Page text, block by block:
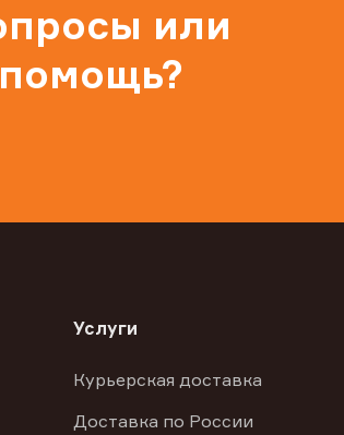
или
Услуги
Курьерская доставка
Доставка по России